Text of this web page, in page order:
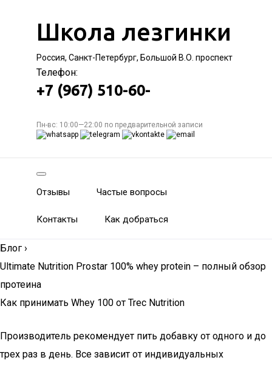
Школа лезгинки
Россия, Санкт-Петербург, Большой В.О. проспект
Телефон:
+7 (967) 510-60-
Пн-вс: 10:00—22:00 по предварительной записи
Отзывы Частые вопросы
Контакты Как добраться
Блог ›
Ultimate Nutrition Prostar 100% whey protein – полный обзор
протеина
Как принимать Whey 100 от Trec Nutrition
Производитель рекомендует пить добавку от одного и до
трех раз в день. Все зависит от индивидуальных